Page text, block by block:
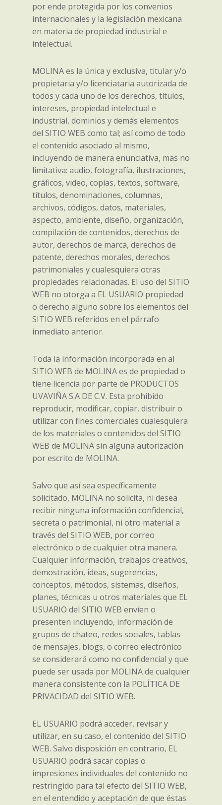
por ende protegida por los convenios
internacionales y la legislación mexicana
en materia de propiedad industrial e
intelectual.
MOLINA es la única y exclusiva, titular y/o
propietaria y/o licenciataria autorizada de
todos y cada uno de los derechos, títulos,
intereses, propiedad intelectual e
industrial, dominios y demás elementos
del SITIO WEB como tal; así como de todo
el contenido asociado al mismo,
incluyendo de manera enunciativa, mas no
limitativa: audio, fotografía, ilustraciones,
gráficos, video, copias, textos, software,
títulos, denominaciones, columnas,
archivos, códigos, datos, materiales,
aspecto, ambiente, diseño, organización,
compilación de contenidos, derechos de
autor, derechos de marca, derechos de
patente, derechos morales, derechos
patrimoniales y cualesquiera otras
propiedades relacionadas. El uso del SITIO
WEB no otorga a EL USUARIO propiedad
o derecho alguno sobre los elementos del
SITIO WEB referidos en el párrafo
inmediato anterior.
Toda la información incorporada en al
SITIO WEB de MOLINA es de propiedad o
tiene licencia por parte de PRODUCTOS
UVAVIÑA S.A DE C.V. Esta prohibido
reproducir, modificar, copiar, distribuir o
utilizar con fines comerciales cualesquiera
de los materiales o contenidos del SITIO
WEB de MOLINA sin alguna autorización
por escrito de MOLINA.
Salvo que así sea específicamente
solicitado, MOLINA no solicita, ni desea
recibir ninguna información confidencial,
secreta o patrimonial, ni otro material a
través del SITIO WEB, por correo
electrónico o de cualquier otra manera.
Cualquier información, trabajos creativos,
demostración, ideas, sugerencias,
conceptos, métodos, sistemas, diseños,
planes, técnicas u otros materiales que EL
USUARIO del SITIO WEB envíen o
presenten incluyendo, información de
grupos de chateo, redes sociales, tablas
de mensajes, blogs, o correo electrónico
se considerará como no confidencial y que
puede ser usada por MOLINA de cualquier
manera consistente con la POLÍTICA DE
PRIVACIDAD del SITIO WEB.
EL USUARIO podrá acceder, revisar y
utilizar, en su caso, el contenido del SITIO
WEB. Salvo disposición en contrario, EL
USUARIO podrá sacar copias o
impresiones individuales del contenido no
restringido para tal efecto del SITIO WEB,
en el entendido y aceptación de que éstas